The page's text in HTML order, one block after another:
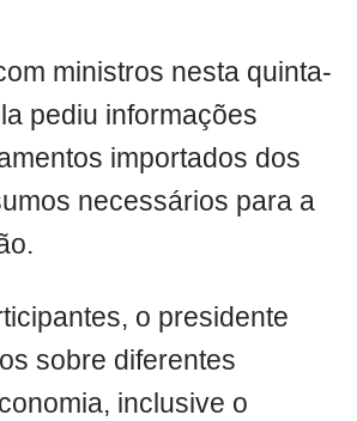
ministros nesta quinta-
pediu informações
importados dos
necessários para a
o presidente
sobre diferentes
inclusive o